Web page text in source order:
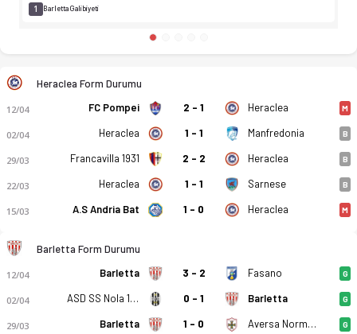
1 Barletta Galibiyeti
Heraclea Form Durumu
12/04 FC Pompei 2 - 1 Heraclea M
02/04 Heraclea 1 - 1 Manfredonia B
29/03 Francavilla 1931 2 - 2 Heraclea B
22/03 Heraclea 1 - 1 Sarnese B
15/03 A.S Andria Bat 1 - 0 Heraclea M
Barletta Form Durumu
12/04 Barletta 3 - 2 Fasano G
02/04 ASD SS Nola 1925 0 - 1 Barletta G
29/03 Barletta 1 - 0 Aversa Normanna G